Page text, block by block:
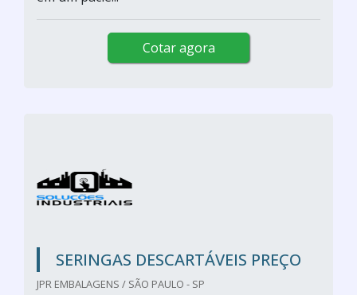
Cotar agora
SERINGAS DESCARTÁVEIS PREÇO
JPR EMBALAGENS / SÃO PAULO - SP